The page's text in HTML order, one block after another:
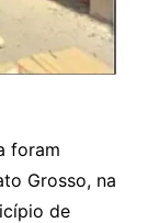
foram
Grosso, na
de